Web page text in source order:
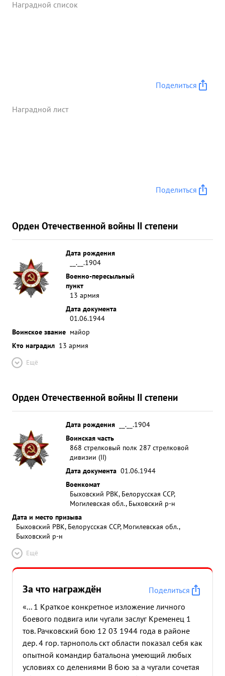
Наградной список
Поделиться
Наградной лист
Поделиться
Орден Отечественной войны II степени
Дата рождения
__.__.1904
Военно-пересыльный
пункт
13 армия
Дата документа
01.06.1944
Воинское звание майор
Кто наградил 13 армия
Ещё
Орден Отечественной войны II степени
Дата рождения
__.__.1904
Воинская часть
868 стрелковый полк 287 стрелковой
дивизии (II)
Дата документа 01.06.1944
Военкомат
Быховский РВК, Белорусская ССР,
Могилевская обл., Быховский р-н
Дата и место призыва
Быховский РВК, Белорусская ССР, Могилевская обл.,
Быховский р-н
Ещё
За что награждён
Поделиться
«... 1 Краткое конкретное изложение личного
боевого подвига или чугали заслуг Кременец 1
тов. Рачковский бою 12 03 1944 года в районе
дер. 4 гор. тарнополь скт области показал себя как
опытной командир батальона умеющий любых
условиях со делениями В бою за а чугали сочетая